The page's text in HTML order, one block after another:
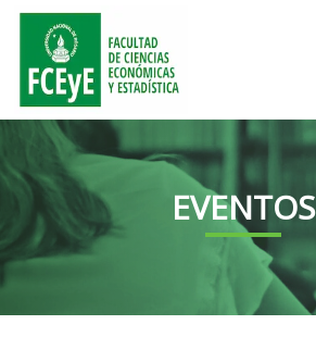
EVENTOS